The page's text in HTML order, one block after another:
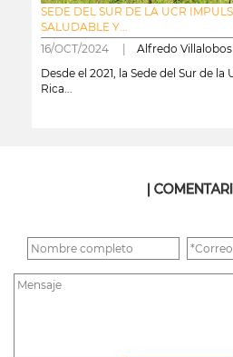
SEDE DEL SUR DE LA UCR
SALUDABLE Y...
16/OCT/2024 | Alfredo
Desde el 2021, la Sede del Sur de
Rica...
|